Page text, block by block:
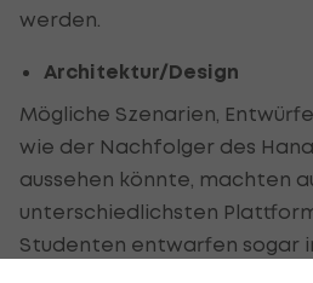
werden.
Architektur/Design
Mögliche Szenarien,
wie der Nachfolger des
aussehen könnte, machten
unterschiedlichsten
Studenten entwarfen sogar